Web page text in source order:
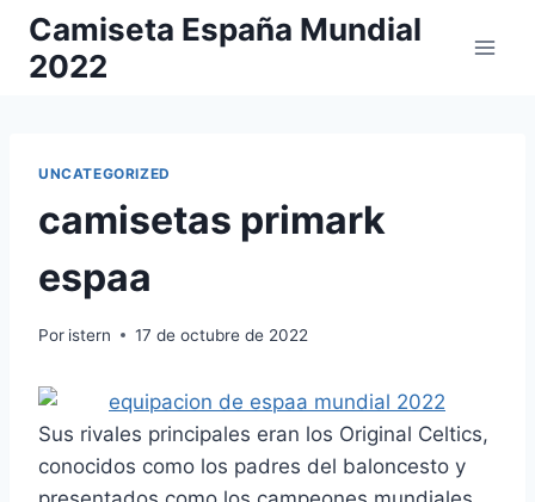
Saltar
contenido
Camiseta España Mundial
2022
UNCATEGORIZED
camisetas primark
espaa
Por istern 17 de octubre de 2022
Sus rivales principales eran los Original Celtics,
conocidos como los padres del baloncesto y